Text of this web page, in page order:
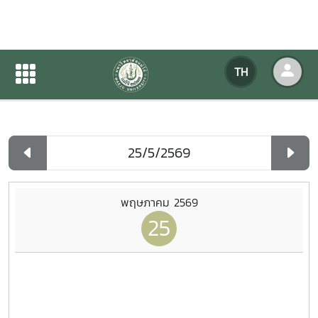
TH
ปฏิทินกิจกรรมของหน่วยงาน
ปฏิทินกิจกรรมของหน่วยงาน
พฤษภาคม 2569
25